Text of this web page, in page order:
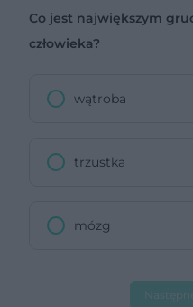
Co jest największym
człowieka?
wątroba
trzustka
mózg